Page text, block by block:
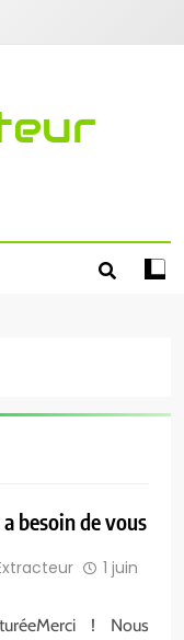
besoin de vous
1 juin
! Nous